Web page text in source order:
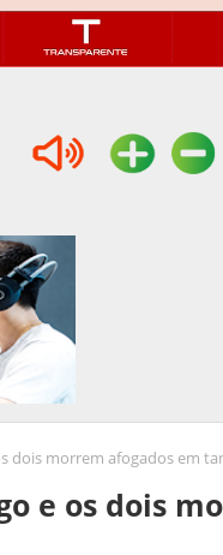
dois morrem afogados em
e os dois